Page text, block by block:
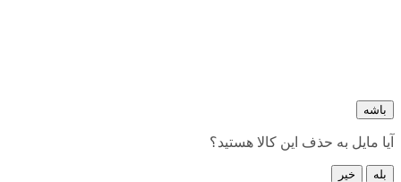
باشه
آیا مایل به حذف این کالا هستید؟
بله خیر